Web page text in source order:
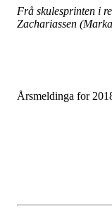
Frå skulesprinten
Zachariassen
Årsmeldinga for